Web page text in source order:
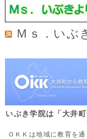
Ｍｓ．いぶ
いぶき学院は「大井
ＯＫＫは地域に教育を